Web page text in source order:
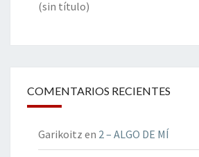
(sin título)
COMENTARIOS RECIENTES
Garikoitz en 2 – ALGO DE MÍ